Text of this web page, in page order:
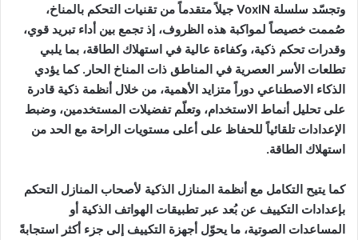
وتجسّد سلسلة VoxIN جيلاً متقدماً من تقنيات التحكم بالمناخ،
صُممت خصيصاً لمواكبة هذه الظروف، إذ تجمع بين أداء تبريد قوي،
وقدرات تحكم ذكية، وكفاءة عالية في استهلاك الطاقة، بما يلبي
تطلعات الأسر العصرية في المناطق ذات المناخ الحار. كما يؤدي
الذكاء الاصطناعي دوراً متزايد الأهمية، من خلال أنظمة ذكية قادرة
على تحليل أنماط الاستخدام، وتعلّم تفضيلات المستخدمين، وضبط
الإعدادات تلقائياً للحفاظ على أعلى مستويات الراحة مع الحد من
استهلاك الطاقة.
كما يتيح التكامل مع أنظمة المنازل الذكية لأصحاب المنازل التحكم
بإعدادات التكييف عن بُعد عبر تطبيقات الهواتف الذكية أو
المساعدات الصوتية، ما يحوّل أجهزة التكييف إلى جزء أكثر استجابةً